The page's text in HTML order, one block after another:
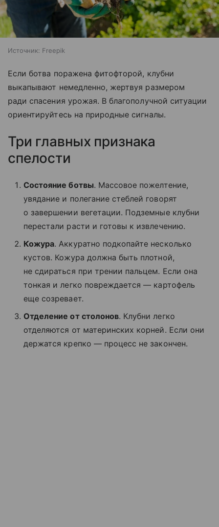
Источник: Freepik
Если ботва поражена фитофторой, клубни
выкапывают немедленно, жертвуя размером
ради спасения урожая. В благополучной ситуации
ориентируйтесь на природные сигналы.
Три главных признака
спелости
Состояние ботвы. Массовое пожелтение,
увядание и полегание стеблей говорят
о завершении вегетации. Подземные клубни
перестали расти и готовы к извлечению.
Кожура. Аккуратно подкопайте несколько
кустов. Кожура должна быть плотной,
не сдираться при трении пальцем. Если она
тонкая и легко повреждается — картофель
еще созревает.
Отделение от столонов. Клубни легко
отделяются от материнских корней. Если они
держатся крепко — процесс не закончен.